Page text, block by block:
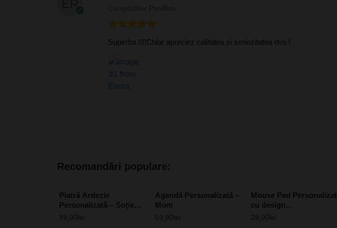
Evaluat la 5
din 5
Superba !!!!Chiar apreciez calitatea și seriozitatea dvs !
Recomandări populare:
Piatră Ardezie
Personalizată – Soție
extraordinară
99,90lei
Agendă Personalizată –
Mom
59,90lei
Mouse Pad Personalizat
cu design
„Motivațional”
29,90lei